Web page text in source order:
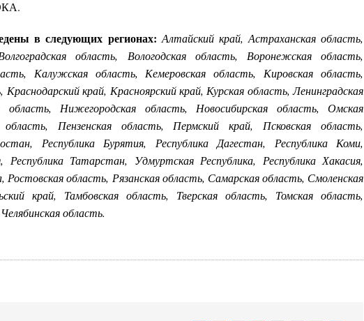
в следующих регионах: Алтайский край, Астраханская область,
область, Вологодская область, Воронежская область,
Калужская область, Кемеровская область, Кировская область,
край, Красноярский край, Курская область, Ленинградская
область, Нижегородская область, Новосибирская область, Омская
Пензенская область, Пермский край, Псковская область,
Республика Бурятия, Республика Дагестан, Республика Коми,
Республика Татарстан, Удмуртская Республика, Республика Хакасия,
Ростовская область, Рязанская область, Самарская область, Смоленская
край, Тамбовская область, Тверская область, Томская область,
область.